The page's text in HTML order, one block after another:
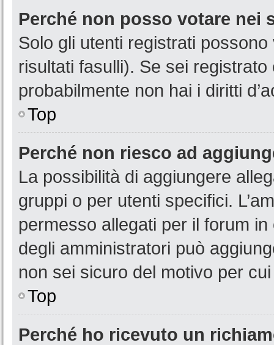
Perché non posso votare nei
Solo gli utenti registrati
risultati fasulli). Se sei
probabilmente non hai i diritti
Top
Perché non riesco ad
La possibilità di aggiungere
gruppi o per utenti specifici.
permesso allegati per il forum
degli amministratori può
non sei sicuro del motivo per
Top
Perché ho ricevuto un